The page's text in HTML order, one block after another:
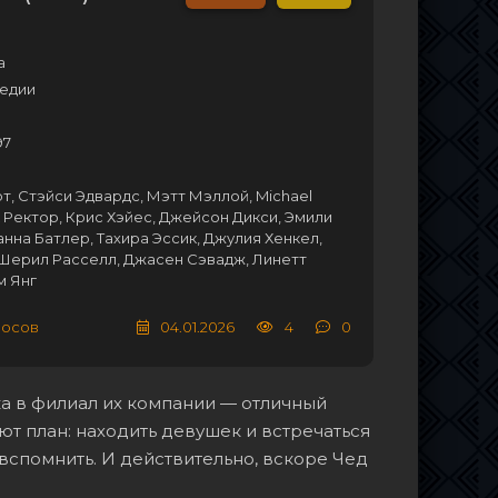
Стэйси Эдвардс, Мэтт Мэллой, Michael
Крис Хэйес, Джейсон Дикси, Эмили
Батлер, Тахира Эссик, Джулия Хенкел,
Расселл, Джасен Сэвадж, Линетт
Янг
04.01.2026 4 0
в филиал их компании — отличный
план: находить девушек и встречаться
И действительно, вскоре Чед